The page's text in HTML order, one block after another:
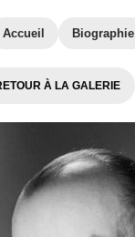
Accueil Biographie
À LA GALERIE